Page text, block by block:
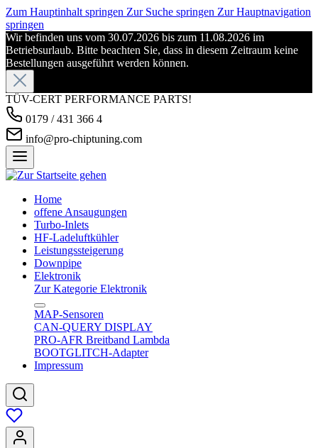
Zum Hauptinhalt springen Zur Suche springen Zur Hauptnavigation
springen
Wir befinden uns vom 30.07.2026 bis zum 11.08.2026 im
Betriebsurlaub. Bitte beachten Sie, dass in diesem Zeitraum keine
Bestellungen ausgeführt werden können.
TÜV-CERT PERFORMANCE PARTS!
0179 / 431 366 4
info@pro-chiptuning.com
Home
offene Ansaugungen
Turbo-Inlets
HF-Ladeluftkühler
Leistungssteigerung
Downpipe
Elektronik
Zur Kategorie Elektronik
MAP-Sensoren
CAN-QUERY DISPLAY
PRO-AFR Breitband Lambda
BOOTGLITCH-Adapter
Impressum